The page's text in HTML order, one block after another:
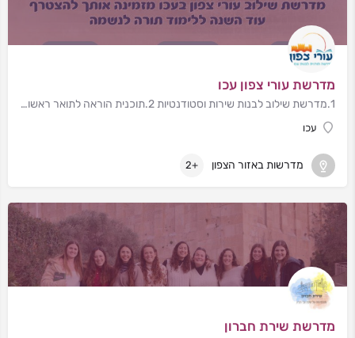
מדרשת עורי צפון עכו
1.מדרשת שילוב לבנות שירות וסטודנטיות 2.תוכנית הוראה לתואר ראשון ותעודת הוראה
עכו
מדרשות באזור הצפון +2
מדרשת שירת חברון